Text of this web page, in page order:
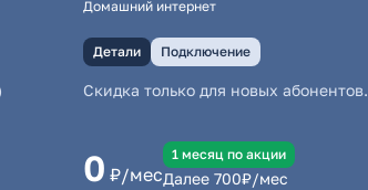
Домашний интернет
Детали Подключение
Скидка только для новых абонентов.
0 ₽/мес
1 месяц по акции
Далее 700₽/мес